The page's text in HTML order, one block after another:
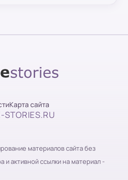
Карта сайта
STORIES.RU
материалов сайта без
и активной ссылки на материал -